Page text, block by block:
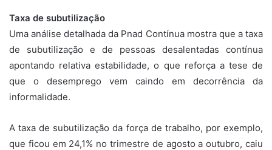
Taxa de subutilização
Uma análise detalhada da Pnad Contínua mostra que a taxa
de subutilização e de pessoas desalentadas contínua
apontando relativa estabilidade, o que reforça a tese de
que o desemprego vem caindo em decorrência da
informalidade.
A taxa de subutilização da força de trabalho, por exemplo,
que ficou em 24,1% no trimestre de agosto a outubro, caiu